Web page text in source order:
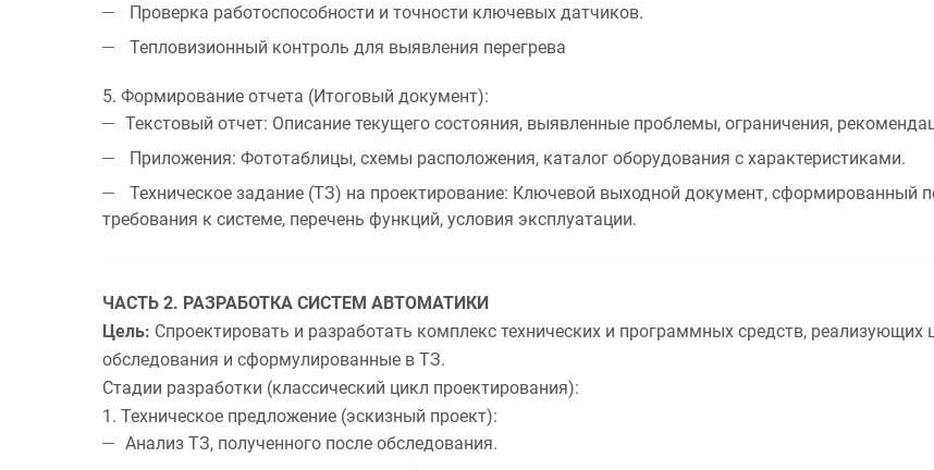
Проверка работоспособности и точности ключевых датчиков.
Тепловизионный контроль для выявления перегрева
5. Формирование отчета (Итоговый документ):
Текстовый отчет: Описание текущего состояния, выявленные проблемы, ограничения,
Приложения: Фототаблицы, схемы расположения, каталог оборудования с характеристиками.
Техническое задание (ТЗ) на проектирование: Ключевой выходной документ, сформированный
требования к системе, перечень функций, условия эксплуатации.
ЧАСТЬ 2. РАЗРАБОТКА СИСТЕМ АВТОМАТИКИ
Цель: Спроектировать и разработать комплекс технических и программных средств, реализующих
обследования и сформулированные в ТЗ.
Стадии разработки (классический цикл проектирования):
1. Техническое предложение (эскизный проект):
Анализ ТЗ, полученного после обследования.